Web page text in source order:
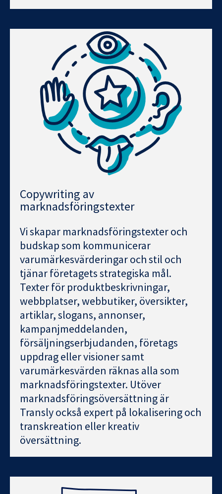
Copywriting av
marknadsföringstexter
Vi skapar marknadsföringstexter och
budskap som kommunicerar
varumärkesvärderingar och stil och
tjänar företagets strategiska mål.
Texter för produktbeskrivningar,
webbplatser, webbutiker, översikter,
artiklar, slogans, annonser,
kampanjmeddelanden,
försäljningserbjudanden, företags
uppdrag eller visioner samt
varumärkesvärden räknas alla som
marknadsföringstexter. Utöver
marknadsföringsöversättning är
Transly också expert på lokalisering och
transkreation eller kreativ
översättning.